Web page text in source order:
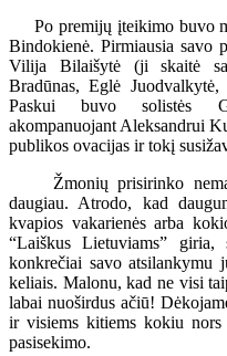
Po premijų įteikimo buvo
Bindokienė. Pirmiausia savo
Vilija Bilaišytė (ji skaitė
Bradūnas, Eglė
Paskui buvo solistės
akompanuojant Aleksandrui
publikos ovacijas ir tokį
Žmonių prisirinko
daugiau. Atrodo, kad
kvapios vakarienės arba
“Laiškus Lietuviams”
konkrečiai savo atsilankymu
keliais. Malonu, kad ne visi
labai nuoširdus ačiū!
ir visiems kitiems kokiu nors
pasisekimo.